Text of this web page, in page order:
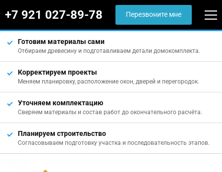
+7 921 027-89-78 Перезвоните мне
Готовим материалы сами
Отбираем древесину и подготавливаем детали домокомплекта.
Корректируем проекты
Меняем планировку, расположение окон, дверей и перегородок.
Уточняем комплектацию
Сверяем материалы и состав работ до окончательного расчёта.
Планируем строительство
Согласовываем подготовку участка и последовательность этапов.